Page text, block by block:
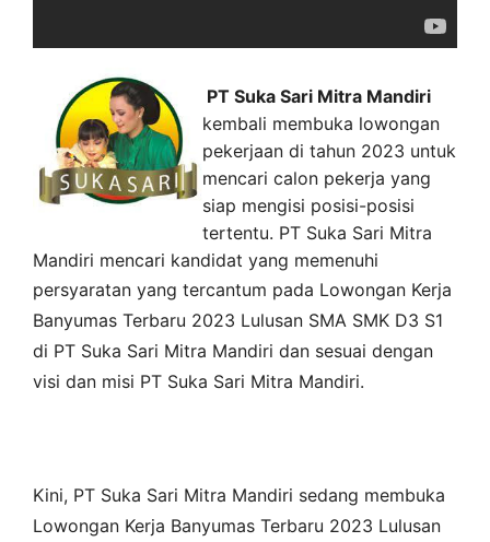
PT Suka Sari Mitra Mandiri
kembali membuka lowongan
pekerjaan di tahun 2023 untuk
mencari calon pekerja yang
siap mengisi posisi-posisi
tertentu. PT Suka Sari Mitra
Mandiri mencari kandidat yang memenuhi
persyaratan yang tercantum pada Lowongan Kerja
Banyumas Terbaru 2023 Lulusan SMA SMK D3 S1
di PT Suka Sari Mitra Mandiri dan sesuai dengan
visi dan misi PT Suka Sari Mitra Mandiri.
Kini, PT Suka Sari Mitra Mandiri sedang membuka
Lowongan Kerja Banyumas Terbaru 2023 Lulusan